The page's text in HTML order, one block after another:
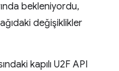
bekleniyordu,
değişiklikler
kapılı U2F API